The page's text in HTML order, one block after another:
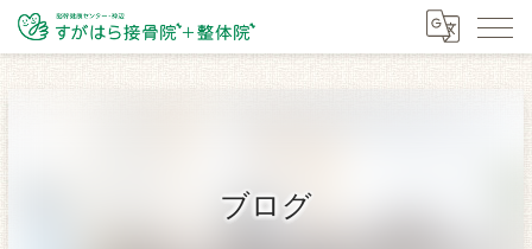
ブログ